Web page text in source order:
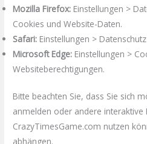
Mozilla Firefox: Einstellungen >
Cookies und Website-Daten.
Safari: Einstellungen >
Microsoft Edge: Einstellungen >
Websiteberechtigungen.
Bitte beachten Sie, dass Sie sich
anmelden oder andere interaktive
CrazyTimesGame.com nutzen
abhängen.